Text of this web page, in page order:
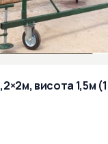
висота 1,5м (1